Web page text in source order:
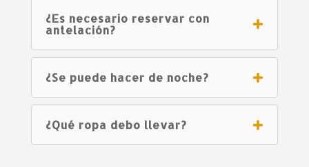
¿Es necesario reservar con
antelación?
¿Se puede hacer de noche?
¿Qué ropa debo llevar?